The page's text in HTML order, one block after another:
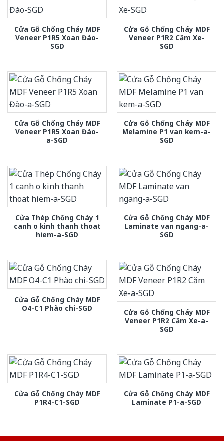
Cửa Gỗ Chống Cháy MDF
Veneer P1R5 Xoan Đào-
SGD
Cửa Gỗ Chống Cháy MDF
Veneer P1R2 Căm Xe-
SGD
Cửa Gỗ Chống Cháy MDF
Veneer P1R5 Xoan Đào-
a-SGD
Cửa Gỗ Chống Cháy MDF
Melamine P1 van kem-a-
SGD
Cửa Thép Chống Cháy 1
canh o kinh thanh thoat
hiem-a-SGD
Cửa Gỗ Chống Cháy MDF
Laminate van ngang-a-
SGD
Cửa Gỗ Chống Cháy MDF
O4-C1 Phào chi-SGD
Cửa Gỗ Chống Cháy MDF
Veneer P1R2 Căm Xe-a-
SGD
Cửa Gỗ Chống Cháy MDF
P1R4-C1-SGD
Cửa Gỗ Chống Cháy MDF
Laminate P1-a-SGD